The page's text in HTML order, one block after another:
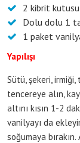
2 kibrit
Dolu dolu 1
1 paket
Yapılışı
Sütü, şekeri, irmiği,
tencereye alın,
altını kısın 1-2
vanilyayı da
soğumaya